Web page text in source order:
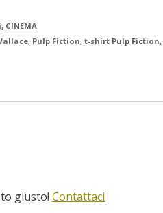
, CINEMA
, Pulp Fiction,t-shirt Pulp Fiction
giusto! Contattaci